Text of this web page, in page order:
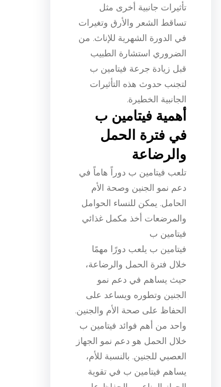
تأثيرات جانبية أخرى مثل
تساقط الشعر والأرق وتغيرات
في الدورة الشهرية للإناث. من
الضروري استشارة الطبيب
قبل زيادة جرعة فيتامين ب
لتجنب حدوث هذه التأثيرات
الجانبية الخطيرة.
أهمية فيتامين ب
في فترة الحمل
والرضاعة
تلعب فيتامين ب دوراً هاماً في
دعم نمو الجنين وصحة الأم
الحامل. يمكن للنساء الحوامل
والمرضعات أخذ مكمل غذائي
فيتامين ب
فيتامين ب يلعب دورًا مهمًا
خلال فترة الحمل والرضاعة،
حيث يساهم في دعم نمو
الجنين وتطوره ويساعد على
الحفاظ على صحة الأم والجنين.
واحد من أهم فوائد فيتامين ب
خلال الحمل هو دعم نمو الجهاز
العصبي للجنين. بالنسبة للأم،
يساهم فيتامين ب في تقوية